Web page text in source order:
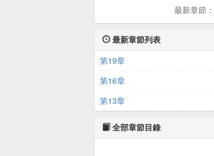
最新章節：
最新章節列表
第19章
第16章
第13章
全部章節目錄